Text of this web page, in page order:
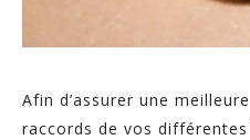
Afin d’assurer une
raccords de vos